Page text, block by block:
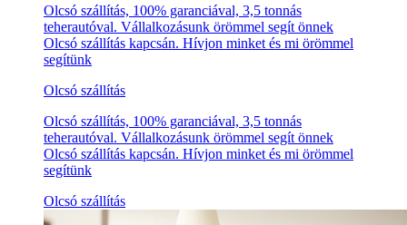
Olcsó szállítás, 100% garanciával, 3,5 tonnás
teherautóval. Vállalkozásunk örömmel segít önnek
Olcsó szállítás kapcsán. Hívjon minket és mi örömmel
segítünk
Olcsó szállítás
Olcsó szállítás, 100% garanciával, 3,5 tonnás
teherautóval. Vállalkozásunk örömmel segít önnek
Olcsó szállítás kapcsán. Hívjon minket és mi örömmel
segítünk
Olcsó szállítás